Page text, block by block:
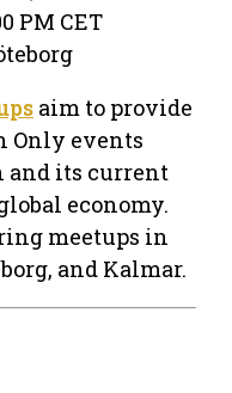
PM CET
aim to provide
Only events
and its current
economy.
meetups in
and Kalmar.